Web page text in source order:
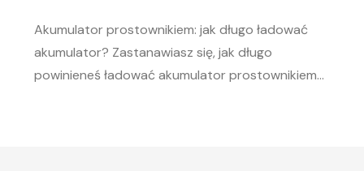
Akumulator prostownikiem: jak długo ładować
akumulator? Zastanawiasz się, jak długo
powinieneś ładować akumulator prostownikiem?